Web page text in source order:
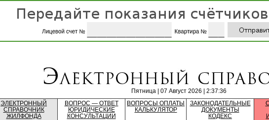
Пятница | 07 Август 2026 | 2:37:36
ЭЛЕКТРОННЫЙ
СПРАВОЧНИК
ЖИЛФОНДА
ВОПРОС — ОТВЕТ
ЮРИДИЧЕСКИЕ
КОНСУЛЬТАЦИИ
ВОПРОСЫ ОПЛАТЫ
КАЛЬКУЛЯТОР
ЗАКОНОДАТЕЛЬНЫЕ
ДОКУМЕНТЫ
КОДЕКС